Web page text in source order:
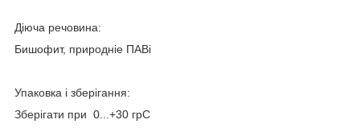
Діюча речовина:
Бишофит, природніе ПАВі
Упаковка і зберігання:
Зберігати при 0...+30 грС